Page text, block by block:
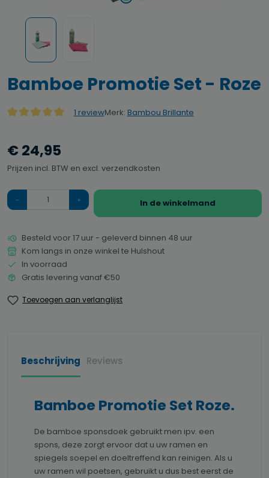
Bamboe Promotie Set - Roze
1 reviewMerk: Bambou Brillante
€ 24,95
Prijzen incl. BTW en excl. verzendkosten
Hoeveelheid
In de winkelmand
Besteld voor 17 uur - geleverd binnen 48 uur
Kom langs in onze winkel te Hulshout
In voorraad
Gratis levering vanaf €50
Toevoegen aan verlanglijst
Beschrijving Reviews
Bamboe Promotie Set Roze.
De bamboe sponsdoek gebruikt men ipv. een
spons, deze zorgt ervoor dat u uw ramen en
spiegels soepel en doeltreffend kan reinigen. Als u
uw ramen wil poetsen, gebruikt u dus best eerst de